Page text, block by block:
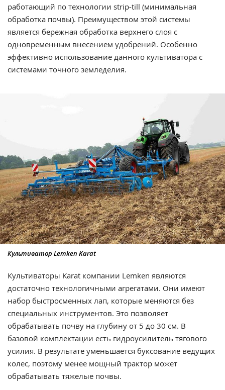
работающий по технологии strip-till (минимальная
обработка почвы). Преимуществом этой системы
является бережная обработка верхнего слоя с
одновременным внесением удобрений. Особенно
эффективно использование данного культиватора с
системами точного земледелия.
Культиватор Lemken Karat
Культиваторы Karat компании Lemken являются
достаточно технологичными агрегатами. Они имеют
набор быстросменных лап, которые меняются без
специальных инструментов. Это позволяет
обрабатывать почву на глубину от 5 до 30 см. В
базовой комплектации есть гидроусилитель тягового
усилия. В результате уменьшается буксование ведущих
колес, поэтому менее мощный трактор может
обрабатывать тяжелые почвы.